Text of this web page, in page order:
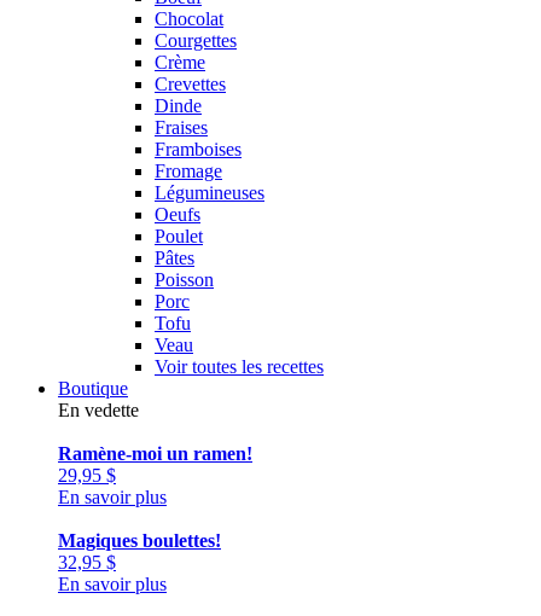
Chocolat
Courgettes
Crème
Crevettes
Dinde
Fraises
Framboises
Fromage
Légumineuses
Oeufs
Poulet
Pâtes
Poisson
Porc
Tofu
Veau
Voir toutes les recettes
Boutique
En vedette
Ramène-moi un ramen!
29,95 $
En savoir plus
Magiques boulettes!
32,95 $
En savoir plus